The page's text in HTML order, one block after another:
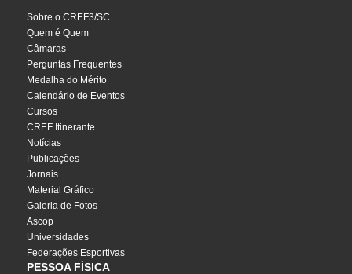
Sobre o CREF3/SC
Quem é Quem
Câmaras
Perguntas Frequentes
Medalha do Mérito
Calendário de Eventos
Cursos
CREF Itinerante
Notícias
Publicações
Jornais
Material Gráfico
Galeria de Fotos
Ascop
Universidades
Federações Esportivas
PESSOA FÍSICA